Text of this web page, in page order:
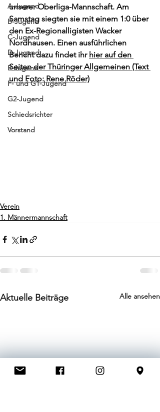
A-Jugend
B-Jugend
C-Jugend
D-Jugend
E-Jugend
F- und G1-Jugend
G2-Jugend
Schiedsrichter
Vorstand
unserer Oberliga-Mannschaft. Am
Samstag siegten sie mit einem 1:0 über
den Ex-Regionalligisten Wacker
Nordhausen. Einen ausführlichen
Bericht dazu findet ihr hier auf den
Seiten der Thüringer Allgemeinen (Text
und Foto: Rene Röder)
Verein
1. Männermannschaft
Aktuelle Beiträge Alle ansehen